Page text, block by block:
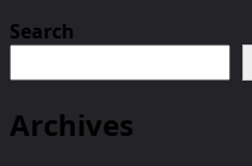
Search
Archives